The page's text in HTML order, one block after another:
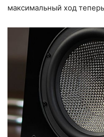
максимальный ход